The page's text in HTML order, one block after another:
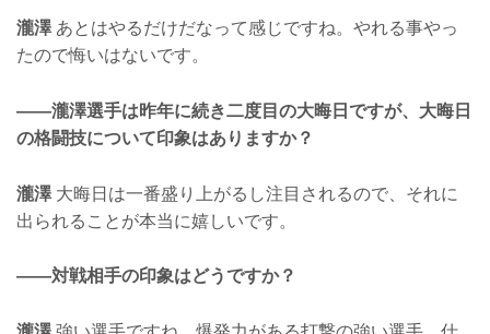
瀧澤あとはやるだけだなって感じですね。やれる事やっ
たので悔いはないです。
——瀧澤選手は昨年に続き二度目の大晦日ですが、大晦日
の格闘技について印象はありますか？
瀧澤大晦日は一番盛り上がるし注目されるので、それに
出られることが本当に嬉しいです。
——対戦相手の印象はどうですか？